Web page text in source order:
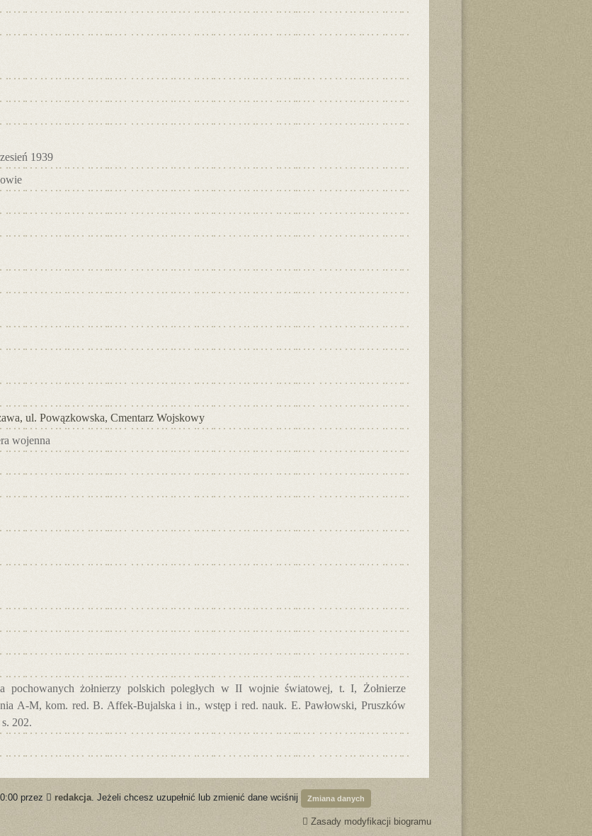
1939
ul. Powązkowska, Cmentarz Wojskowy
wojenna
pochowanych żołnierzy polskich poległych w II wojnie światowej, t. I, Żołnierze
A-M, kom. red. B. Affek-Bujalska i in., wstęp i red. nauk. E. Pawłowski, Pruszków
202.
przez redakcja. Jeżeli chcesz uzupełnić lub zmienić dane wciśnij Zmiana danych
Zasady modyfikacji biogramu